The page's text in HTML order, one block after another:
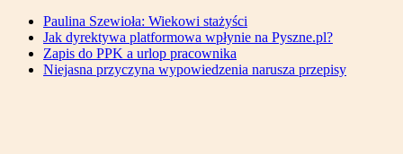
Paulina Szewioła: Wiekowi stażyści
Jak dyrektywa platformowa wpłynie na Pyszne.pl?
Zapis do PPK a urlop pracownika
Niejasna przyczyna wypowiedzenia narusza przepisy